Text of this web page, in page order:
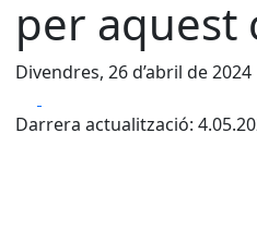
per aquest
Divendres, 26 d’abril de 2024
Darrera actualització: